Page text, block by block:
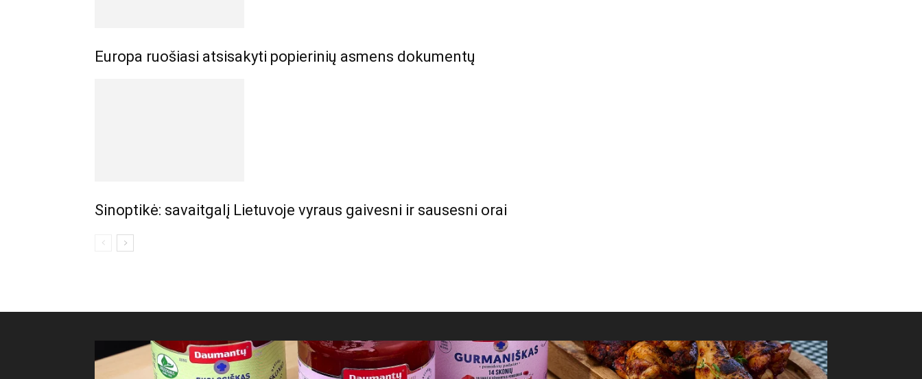
Europa ruošiasi atsisakyti popierinių asmens dokumentų
Sinoptikė: savaitgalį Lietuvoje vyraus gaivesni ir sausesni orai